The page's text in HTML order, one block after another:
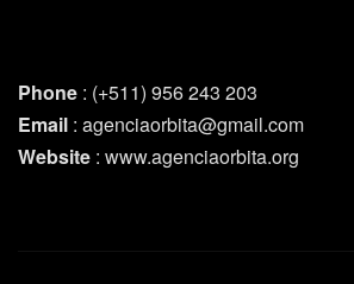
Phone : (+511) 956 243 203
Email : agenciaorbita@gmail.com
Website : www.agenciaorbita.org